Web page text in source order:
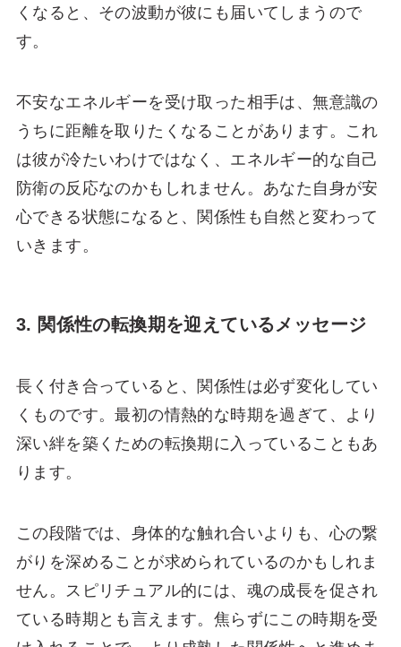
くなると、その波動が彼にも届いてしまうので
す。
不安なエネルギーを受け取った相手は、無意識の
うちに距離を取りたくなることがあります。これ
は彼が冷たいわけではなく、エネルギー的な自己
防衛の反応なのかもしれません。あなた自身が安
心できる状態になると、関係性も自然と変わって
いきます。
3. 関係性の転換期を迎えているメッセージ
長く付き合っていると、関係性は必ず変化してい
くものです。最初の情熱的な時期を過ぎて、より
深い絆を築くための転換期に入っていることもあ
ります。
この段階では、身体的な触れ合いよりも、心の繋
がりを深めることが求められているのかもしれま
せん。スピリチュアル的には、魂の成長を促され
ている時期とも言えます。焦らずにこの時期を受